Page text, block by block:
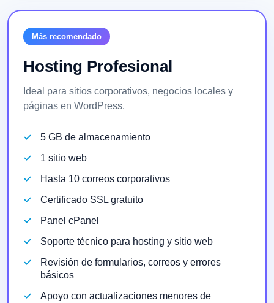
Más recomendado
Hosting Profesional
Ideal para sitios corporativos, negocios locales y
páginas en WordPress.
5 GB de almacenamiento
1 sitio web
Hasta 10 correos corporativos
Certificado SSL gratuito
Panel cPanel
Soporte técnico para hosting y sitio web
Revisión de formularios, correos y errores
básicos
Apoyo con actualizaciones menores de